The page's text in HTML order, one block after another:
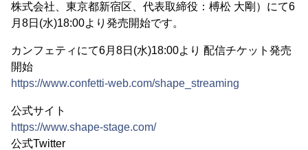
株式会社、東京都新宿区、代表取締役：榑松 大剛）にて6
月8日(水)18:00より発売開始です。
カンフェティにて6⽉8⽇(⽔)18:00より 配信チケット発売
開始
https://www.confetti-web.com/shape_streaming
公式サイト
https://www.shape-stage.com/
公式Twitter